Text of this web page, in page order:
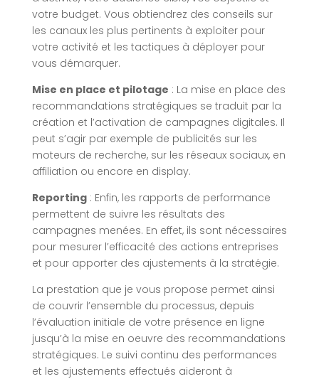
votre budget. Vous obtiendrez des conseils sur
les canaux les plus pertinents à exploiter pour
votre activité et les tactiques à déployer pour
vous démarquer.
Mise en place et pilotage : La mise en place des
recommandations stratégiques se traduit par la
création et l’activation de campagnes digitales. Il
peut s’agir par exemple de publicités sur les
moteurs de recherche, sur les réseaux sociaux, en
affiliation ou encore en display.
Reporting: Enfin, les rapports de performance
permettent de suivre les résultats des
campagnes menées. En effet, ils sont nécessaires
pour mesurer l’efficacité des actions entreprises
et pour apporter des ajustements à la stratégie.
La prestation que je vous propose permet ainsi
de couvrir l’ensemble du processus, depuis
l’évaluation initiale de votre présence en ligne
jusqu’à la mise en oeuvre des recommandations
stratégiques. Le suivi continu des performances
et les ajustements effectués aideront à